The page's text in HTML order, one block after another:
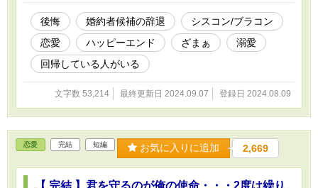
りることで彼女の性格までいい意味で変わることに⋯⋯ そんな彼
女は家族全員で海を隔てた他国に移住する。 ※ 投稿する前に確認
していますが誤字脱字の多い作者ですがよろしくお願いいたしま
す。 ※ 設定ゆるゆるです。
後悔 婚約者候補の辞退
シスコン/ブラコン
恋愛
ハッピーエンド ざまぁ
溺愛
回帰している人がいる
文字数 53,214 最終更新日 2024.09.07 登録日 2024.08.09
恋愛 完結 短編 お気に入りに追加 2,669
【 完結 】君を守るのが俺の使命・・・2度は繰り